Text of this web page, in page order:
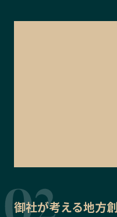
御社が考える地方